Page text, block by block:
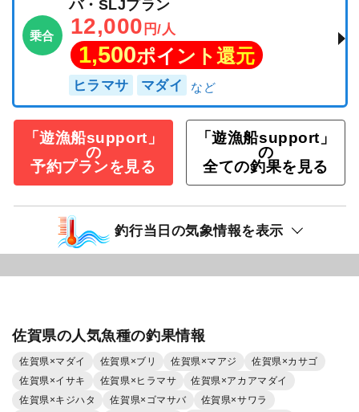
乗合
バ・SLJプラン
12,000 円/人
1,500ポイント還元
ヒラマサ マダイ
「遊漁船support」
の
予約プランを見る
「遊漁船support」
の
全ての釣果を見る
釣行当日の気象情報を表示
佐賀県の人気魚種の釣果情報
佐賀県×マダイ 佐賀県×ブリ 佐賀県×マアジ
佐賀県×カサゴ
佐賀県×イサキ
佐賀県×ヒラマサ
佐賀県×アカアマダイ
佐賀県×キジハタ
佐賀県×ゴマサバ
佐賀県×サワラ